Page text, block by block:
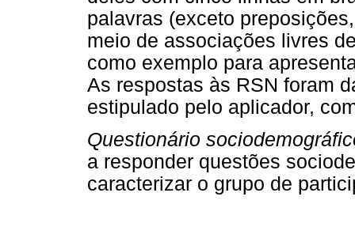
palavras (exceto
meio de associações livres
como exemplo para
As respostas às RSN foram
estipulado pelo aplicador,
Questionário
a responder questões
caracterizar o grupo de